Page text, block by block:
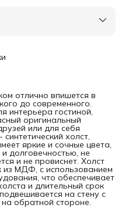
отлично впишется в
до современного.
интерьера гостиной,
оригинальный
или для себя
холст,
яркие и сочные цвета,
долговечностью, не
и не провиснет. Холст
из МДФ, с использованием
что обеспечивает
и длительный срок
на стену с
обратной стороне.